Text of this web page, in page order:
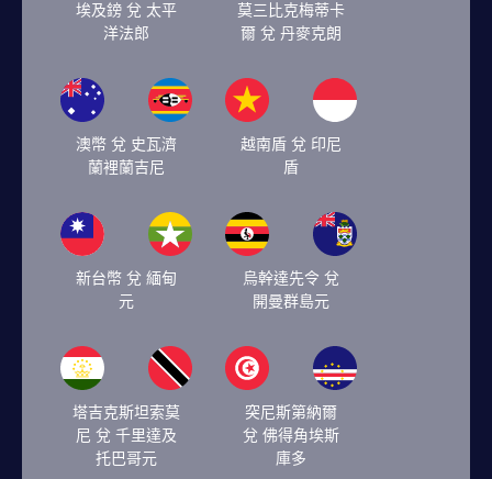
埃及鎊 兌 太平
洋法郎
莫三比克梅蒂卡
爾 兌 丹麥克朗
澳幣 兌 史瓦濟
蘭裡蘭吉尼
越南盾 兌 印尼
盾
新台幣 兌 緬甸
元
烏幹達先令 兌
開曼群島元
塔吉克斯坦索莫
尼 兌 千里達及
托巴哥元
突尼斯第納爾
兌 佛得角埃斯
庫多